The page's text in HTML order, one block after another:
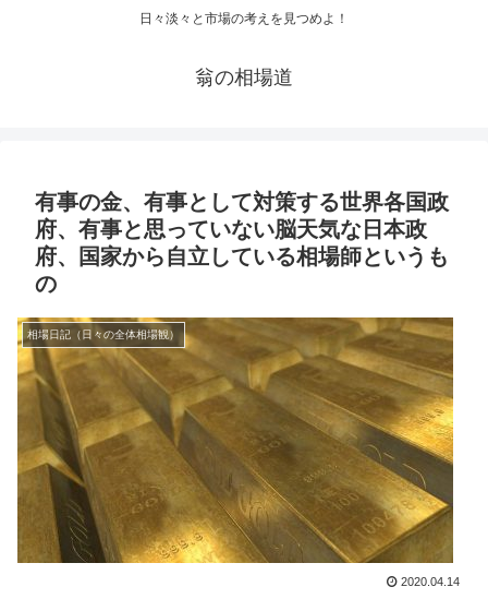
日々淡々と市場の考えを見つめよ！
翁の相場道
有事の金、有事として対策する世界各国政
府、有事と思っていない脳天気な日本政
府、国家から自立している相場師というも
の
相場日記（日々の全体相場観）
2020.04.14